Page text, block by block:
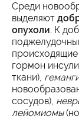
Среди
выделяют
опухоли. К
гормон
ткани),
сосудов),
лейомиомы